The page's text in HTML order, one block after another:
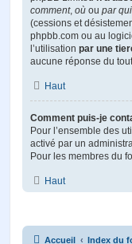
comment, où ou par qui
(cessions et
phpbb.com ou au
l’utilisation par une
aucune réponse du
Haut
Comment puis-je
Pour l’ensemble des
activé par un
Pour les membres du
Haut
Accueil Index du